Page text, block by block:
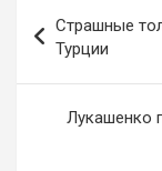
по
записям
Страшные
Турции
Лукашенко